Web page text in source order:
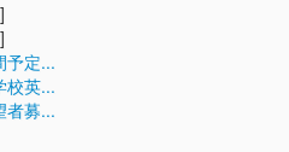
定...
校英...
者募...